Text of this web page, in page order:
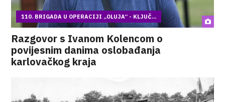
110. BRIGADA U OPERACIJI „OLUJA“ - KLJUČ...
Razgovor s Ivanom Kolencom o
povijesnim danima oslobađanja
karlovačkog kraja